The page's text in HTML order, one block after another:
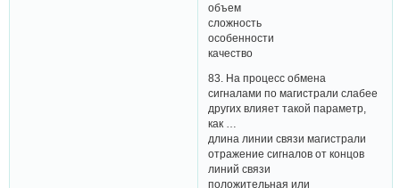
объем
сложность
особенности
качество
83. На процесс обмена
сигналами по магистрали слабее
других влияет такой параметр,
как …
длина линии связи магистрали
отражение сигналов от концов
линий связи
положительная или